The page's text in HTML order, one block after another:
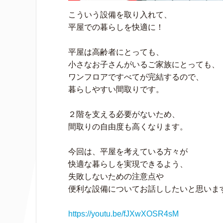
こういう設備を取り入れて、
平屋での暮らしを快適に！
平屋は高齢者にとっても、
小さなお子さんがいるご家族にとっても、
ワンフロアですべてが完結するので、
暮らしやすい間取りです。
２階を支える必要がないため、
間取りの自由度も高くなります。
今回は、平屋を考えている方々が
快適な暮らしを実現できるよう、
失敗しないための注意点や
便利な設備についてお話ししたいと思いま
https://youtu.be/fJXwXOSR4sM